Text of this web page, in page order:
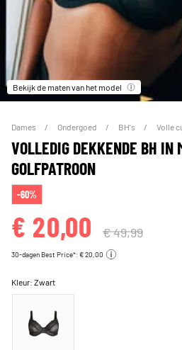
Bekijk de maten van het model
Dames Ondergoed BH's Volle
VOLLEDIG DEKKENDE BH IN
GOLFPATROON
-60%
€ 20,00 € 49,99
30-dagen Best Price*: € 20,00
Kleur:Zwart